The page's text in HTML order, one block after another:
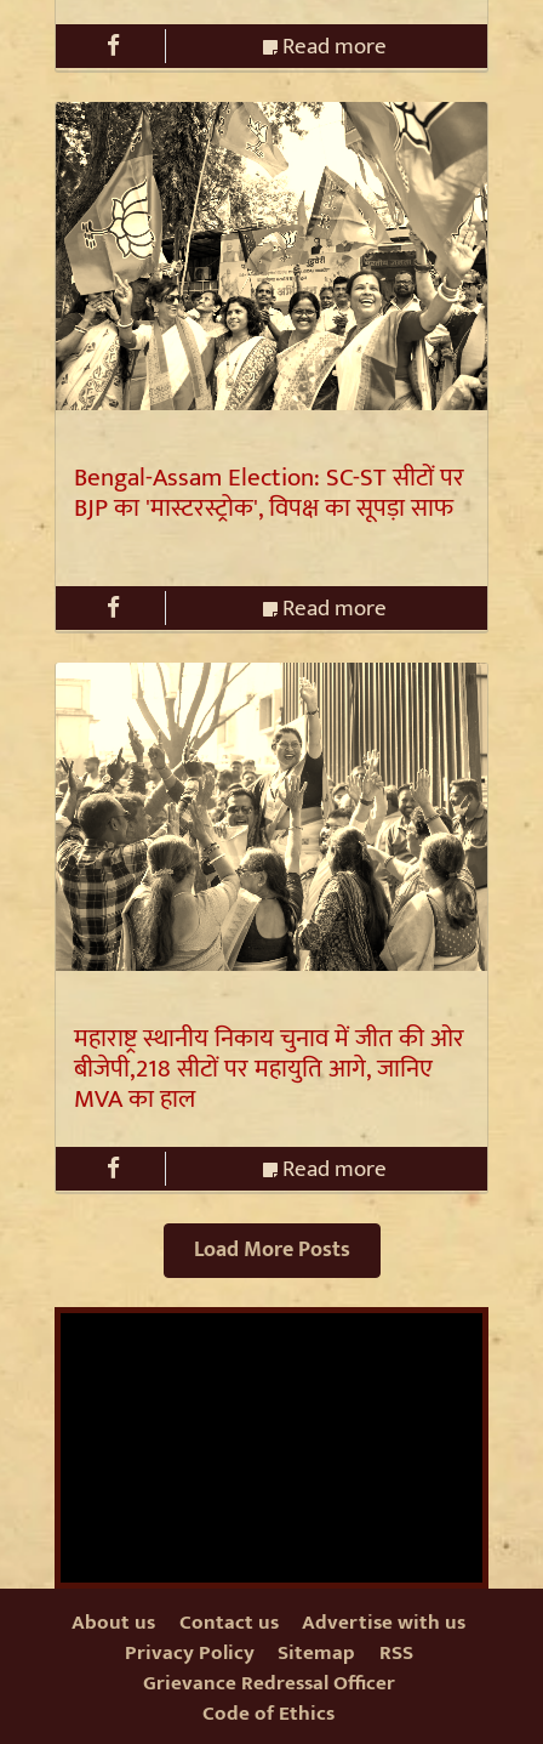
Read more
Bengal-Assam Election: SC-ST सीटों पर
BJP का 'मास्टरस्ट्रोक', विपक्ष का सूपड़ा साफ
Read more
महाराष्ट्र स्थानीय निकाय चुनाव में जीत की ओर
बीजेपी,218 सीटों पर महायुति आगे, जानिए
MVA का हाल
Read more
Load More Posts
About us Contact us
Advertise with us
Privacy Policy
Sitemap
RSS
Grievance Redressal Officer
Code of Ethics